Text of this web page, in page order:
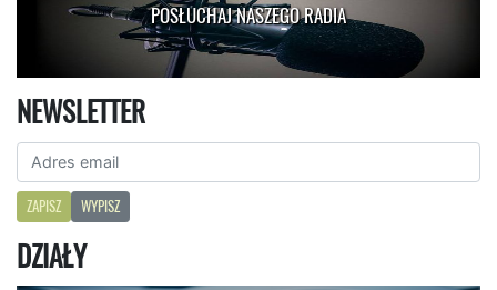
POSŁUCHAJ NASZEGO RADIA
NEWSLETTER
ZAPISZ WYPISZ
DZIAŁY